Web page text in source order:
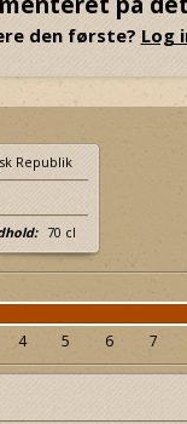
den første? Log
Republik
70 cl
4 5 6 7